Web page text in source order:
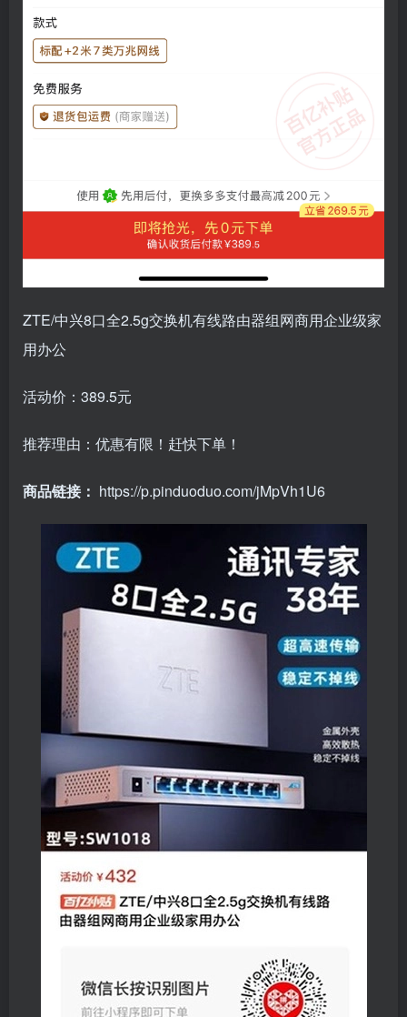
ZTE/中兴8口全2.5g交换机有线路由器组网商用企业级家
用办公
活动价：389.5元
推荐理由：优惠有限！赶快下单！
商品链接： https://p.pinduoduo.com/jMpVh1U6